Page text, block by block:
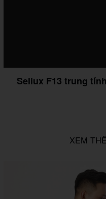
Seliux F13 trung
XEM